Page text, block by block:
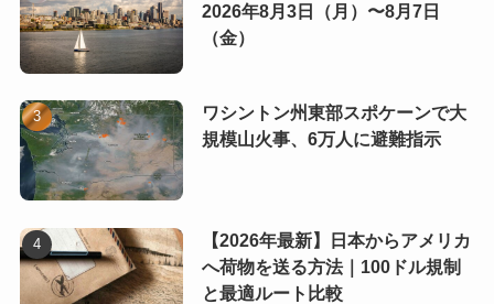
2026年8月3日（月）〜8月7日
（金）
ワシントン州東部スポケーンで大
規模山火事、6万人に避難指示
【2026年最新】日本からアメリカ
へ荷物を送る方法｜100ドル規制
と最適ルート比較